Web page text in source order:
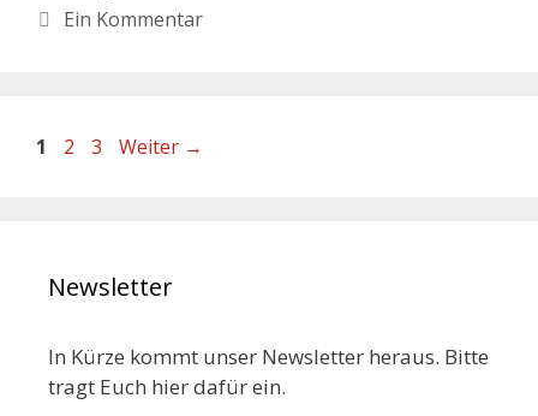
Ein Kommentar
1 2 3 Weiter →
Newsletter
In Kürze kommt unser Newsletter heraus. Bitte
tragt Euch hier dafür ein.